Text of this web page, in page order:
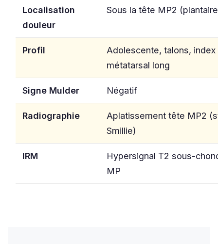
Localisation
douleur
Sous la tête MP2
Profil
Adolescente, talons, index
métatarsal long
Signe Mulder Négatif
Radiographie
Aplatissement tête MP2
Smillie)
IRM
Hypersignal T2 sous-
MP